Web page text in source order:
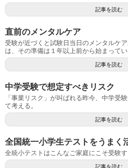
記事を読む
直前のメンタルケア
受験が近づくと試験日当日のメンタルケ
は、その準備は１年以上前から始まってい
記事を読む
中学受験で想定すべきリスク
「事業リスク」が叫ばれる昨今、中学受
て考える。
記事を読む
全国統一小学生テストをうまく
全統小テストはこんなご家庭にこそ受験
記事を読む